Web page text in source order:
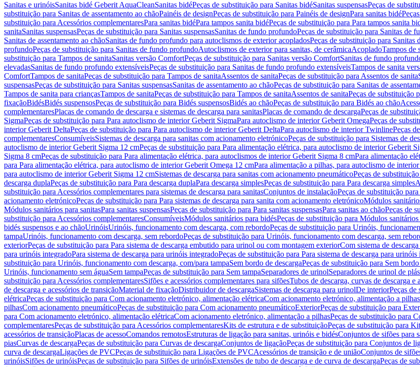
Sanitas e urinóisSanitas bidé Geberit AquaCleanSanitas bidéPeças de substituição para Sanitas bidéSanitas suspensasPeças de
substituição para Sanitas de assentamento ao chãoPainéis de designPeças de substituição para Painéis de designPara sanitas bidé
substituição para Acessórios complementaresPara sanitas bidéPara tampos sanita bidéPeças de substituição para Para tampos sanita
sanitaSanitas suspensasPeças de substituição para Sanitas suspensasSanitas de fundo profundoPeças de substituição para Sanitas de
Sanitas de assentamento ao chãoSanitas de fundo profundo para autoclismos de exterior acopladosPeças de substituição para
profundoPeças de substituição para Sanitas de fundo profundoAutoclismos de exterior para sanitas, de cerâmicaAcopladoTampos de
substituição para Tampos de sanitaSanitas versão ComfortPeças de substituição para Sanitas versão ComfortSanitas de fundo
elevadasSanitas de fundo profundo extensíveisPeças de substituição para Sanitas de fundo profundo extensíveisTampos de sanita
ComfortTampos de sanitaPeças de substituição para Tampos de sanitaAssentos de sanitaPeças de substituição para Assentos de sanita
suspensasPeças de substituição para Sanitas suspensasSanitas de assentamento ao chãoPeças de substituição para Sanitas de
Tampos de sanita para criançasTampos de sanitaPeças de substituição para Tampos de sanitaAssentos de sanitaPeças de substituição
fixaçãoBidésBidés suspensosPeças de substituição para Bidés suspensosBidés ao chãoPeças de substituição para Bidés ao chão
complementaresPlacas de comando de descarga e sistemas de descarga para sanitasPlacas de comando de descargaPeças de
SigmaPeças de substituição para Para autoclismo de interior Geberit SigmaPara autoclismo de interior Geberit OmegaPeças de
interior Geberit DeltaPeças de substituição para Para autoclismo de interior Geberit DeltaPara autoclismo de interior TwinlinePeças
complementaresConsumíveisSistemas de descarga para sanitas com acionamento eletrónicoPeças de substituição para Sistemas de
autoclismo de interior Geberit Sigma 12 cmPeças de substituição para Para alimentação elétrica, para autoclismo de interior Geberit
Sigma 8 cmPeças de substituição para Para alimentação elétrica, para autoclismos de interior Geberit Sigma 8 cmPara alimentação
para Para alimentação elétrica, para autoclismo de interior Geberit Omega 12 cmPara alimentação a pilhas, para autoclismo de
para autoclismo de interior Geberit Sigma 12 cmSistemas de descarga para sanitas com acionamento pneumáticoPeças de
descarga duplaPeças de substituição para Para descarga duplaPara descarga simplesPeças de substituição para Para descarga simples
substituição para Acessórios complementares para sistemas de descarga para sanitasConjuntos de instalaçãoPeças de substituição
acionamento eletrónicoPeças de substituição para Para sistemas de descarga para sanita com acionamento eletrónicoMódulos
Módulos sanitários para sanitasPara sanitas suspensasPeças de substituição para Para sanitas suspensasPara sanitas ao chãoPeças de
substituição para Acessórios complementaresConsumíveisMódulos sanitários para bidésPeças de substituição para Módulos
bidés suspensos e ao chãoUrinóisUrinóis, funcionamento com descarga, com rebordoPeças de substituição para Urinóis,
tampaUrinóis, funcionamento com descarga, sem rebordoPeças de substituição para Urinóis, funcionamento com descarga, sem
exteriorPeças de substituição para Para sistema de descarga embutido para urinol ou com montagem exteriorCom sistema de
para urinóis integradoPara sistema de descarga para urinóis integradoPeças de substituição para Para sistema de descarga para urinóis
substituição para Urinóis, funcionamento com descarga, com/para tampaSem bordo de descargaPeças de substituição para Sem
Urinóis, funcionamento sem águaSem tampaPeças de substituição para Sem tampaSeparadores de urinolSeparadores de urinol de
substituição para Acessórios complementaresSifões e acessórios complementares para sifõesTubos de descarga, curvas de descarga e
de descarga e acessórios de transiçãoMaterial de fixaçãoDistribuidor de descargaSistemas de descarga para urinolDe interiorPeças
elétricaPeças de substituição para Com acionamento eletrónico, alimentação elétricaCom acionamento eletrónico, alimentação a pilhas
pilhasCom acionamento pneumáticoPeças de substituição para Com acionamento pneumáticoExteriorPeças de substituição para
para Com acionamento eletrónico, alimentação elétricaCom acionamento eletrónico, alimentação a pilhasPeças de substituição para
complementaresPeças de substituição para Acessórios complementaresKits de estrutura e de substituiçãoPeças de substituição para
acessórios de transiçãoPlacas de acessoComandos remotosEstruturas de ligação para sanitas, urinóis e bidésConjuntos de sifões para
piasCurvas de descargaPeças de substituição para Curvas de descargaConjuntos de ligaçãoPeças de substituição para Conjuntos de
curva de descargaLigações de PVCPeças de substituição para Ligações de PVCAcessórios de transição e de uniãoConjuntos de
urinóisSifões de urinóisPeças de substituição para Sifões de urinóisExtensões de tubo de descarga e de curva de descargaPeças de